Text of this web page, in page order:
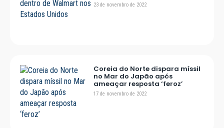
23 de novembro de 2022
Coreia do Norte dispara míssil
no Mar do Japão após
ameaçar resposta ‘feroz’
17 de novembro de 2022